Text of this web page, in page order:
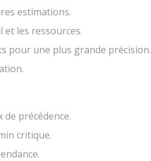
estimations.
et les ressources.
pour une plus grande précision.
de précédence.
critique.